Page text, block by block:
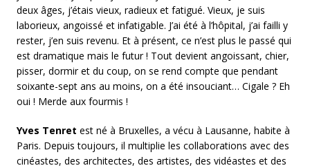
deux âges, j’étais vieux, radieux et fatigué. Vieux, je suis
laborieux, angoissé et infatigable. J’ai été à l’hôpital, j’ai failli y
rester, j’en suis revenu. Et à présent, ce n’est plus le passé qui
est dramatique mais le futur ! Tout devient angoissant, chier,
pisser, dormir et du coup, on se rend compte que pendant
soixante-sept ans au moins, on a été insouciant… Cigale ? Eh
oui ! Merde aux fourmis !
Yves Tenret est né à Bruxelles, a vécu à Lausanne, habite à
Paris. Depuis toujours, il multiplie les collaborations avec des
cinéastes, des architectes, des artistes, des vidéastes et des